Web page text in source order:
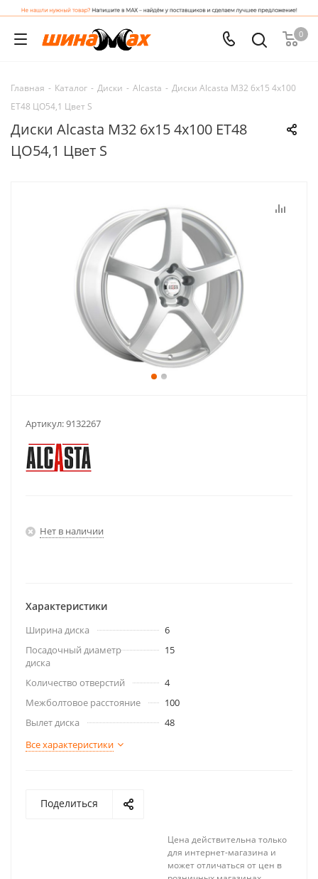
0
Главная - Каталог - Диски - Alcasta - Диски Alcasta M32 6x15 4x100
ET48 ЦО54,1 Цвет S
Диски Alcasta M32 6x15 4x100 ET48
ЦО54,1 Цвет S
Артикул:9132267
Нет в наличии
Характеристики
Ширина диска
6
Посадочный диаметр
диска
15
Количество отверстий
4
Межболтовое расстояние
100
Вылет диска
48
Все характеристики
Поделиться
Цена действительна только
для интернет-магазина и
может отличаться от цен в